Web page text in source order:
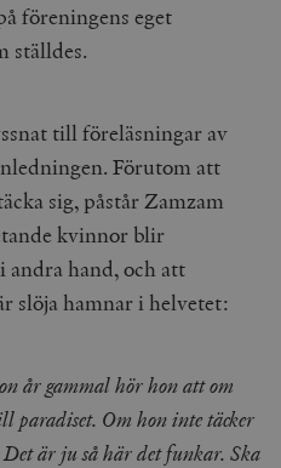
föreningens eget
ställdes.
till föreläsningar av
Förutom att
sig, påstår Zamzam
kvinnor blir
andra hand, och att
slöja hamnar i helvetet:
år gammal hör hon att om
paradiset. Om hon inte täcker
är ju så här det funkar. Ska